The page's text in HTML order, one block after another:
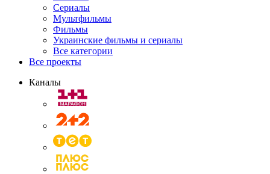
Сериалы
Мультфильмы
Фильмы
Украинские фильмы и сериалы
Все категории
Все проекты
Каналы